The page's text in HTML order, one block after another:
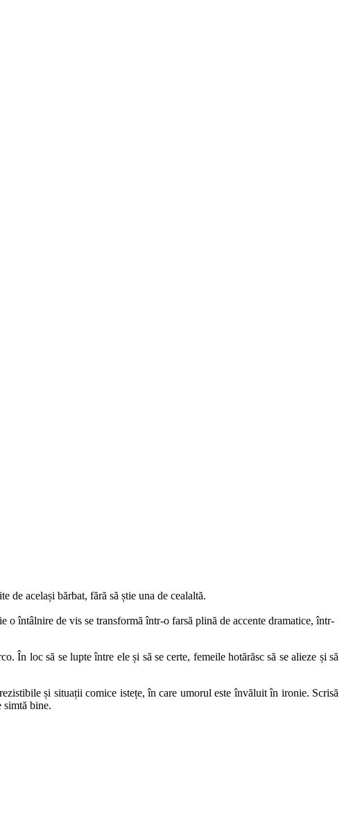
de același bărbat, fără să știe una de cealaltă.
o întâlnire de vis se transformă într-o farsă plină de accente dramatice, într-
În loc să se lupte între ele și să se certe, femeile hotărăsc să se alieze și să
și situații comice istețe, în care umorul este învăluit în ironie. Scrisă
simtă bine.